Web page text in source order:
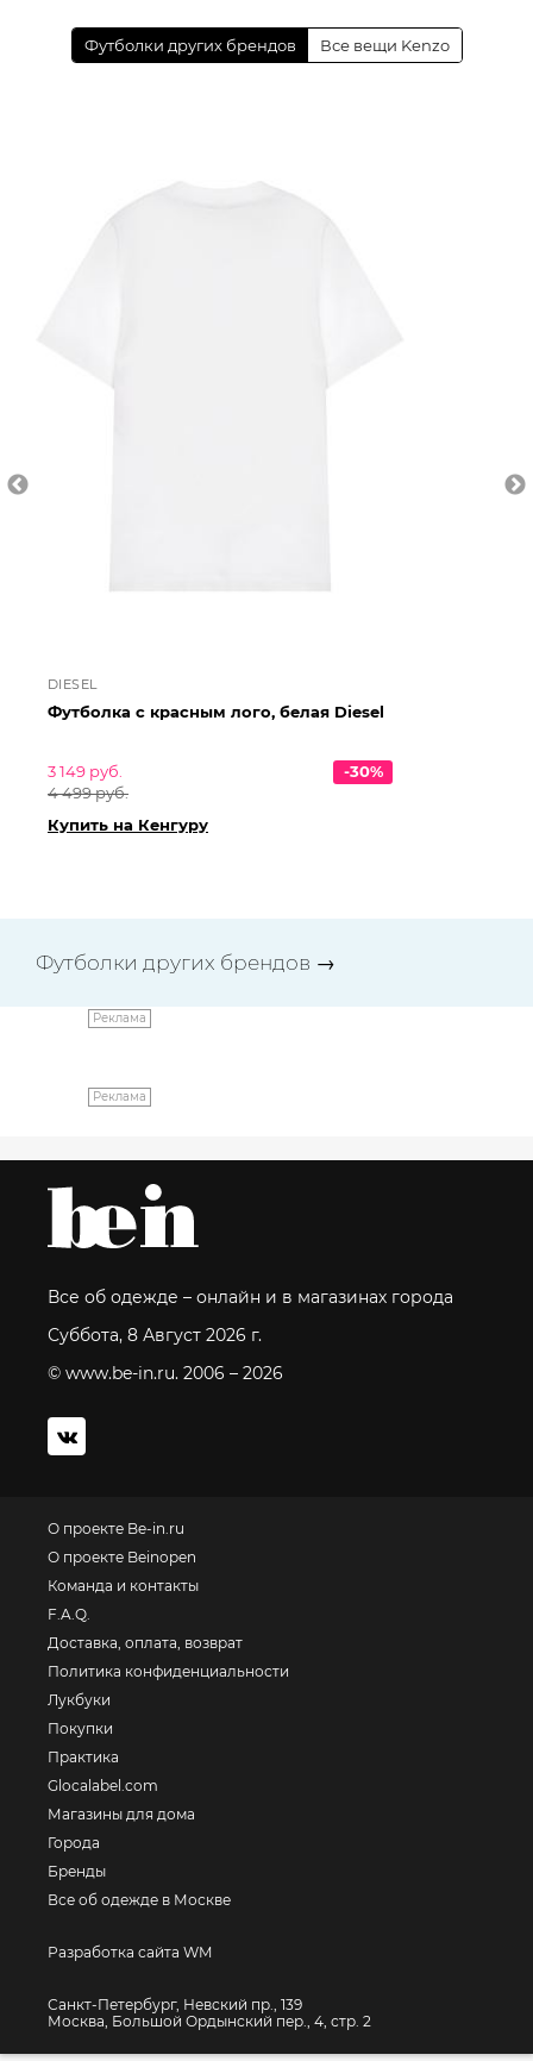
Футболки других брендов Все вещи Kenzo
DIESEL
Футболка с красным лого, белая Diesel
3 149 руб.
4 499 руб.
-30%
Купить на Кенгуру
Футболки других брендов →
Реклама
Реклама
Все об одежде – онлайн и в магазинах города
Суббота, 8 Август 2026 г.
© www.be-in.ru. 2006 – 2026
О проекте Be-in.ru
О проекте Beinopen
Команда и контакты
F.A.Q.
Доставка, оплата, возврат
Политика конфиденциальности
Лукбуки
Покупки
Практика
Glocalabel.com
Магазины для дома
Города
Бренды
Все об одежде в Москве
Разработка сайта WM
Санкт-Петербург, Невский пр., 139
Москва, Большой Ордынский пер., 4, стр. 2